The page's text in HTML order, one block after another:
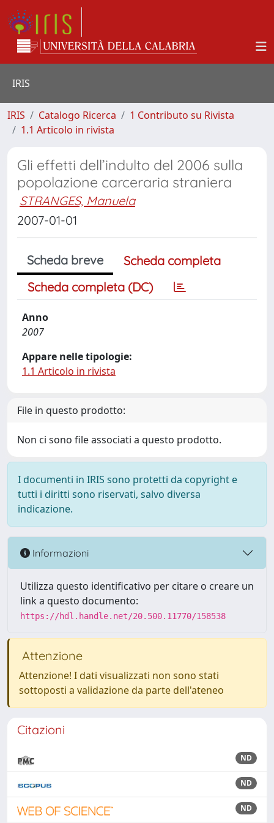
IRIS
IRIS Catalogo Ricerca
1 Contributo su Rivista
1.1 Articolo in rivista
Gli effetti dell’indulto del 2006 sulla
popolazione carceraria straniera
STRANGES, Manuela
2007-01-01
Scheda breve
Scheda completa
Scheda completa (DC)
Anno
2007
Appare nelle tipologie:
1.1 Articolo in rivista
File in questo prodotto:
Non ci sono file associati a questo prodotto.
I documenti in IRIS sono protetti da copyright e
tutti i diritti sono riservati, salvo diversa
indicazione.
Informazioni
Utilizza questo identificativo per citare o creare un
link a questo documento:
https://hdl.handle.net/20.500.11770/158538
Attenzione
Attenzione! I dati visualizzati non sono stati
sottoposti a validazione da parte dell'ateneo
Citazioni
ND
ND
ND